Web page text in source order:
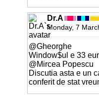
Dr.A
Monday, 7
@Gheorghe
Window$ul e 33
@Mircea Popescu
Discutia asta e un
conferit de stat